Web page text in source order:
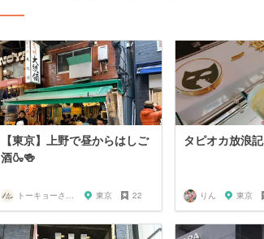
【東京】上野で昼からはしご
酒🍶🍻
トーキョーさんぽ 東京 22
タピオカ放浪記
りん 東京